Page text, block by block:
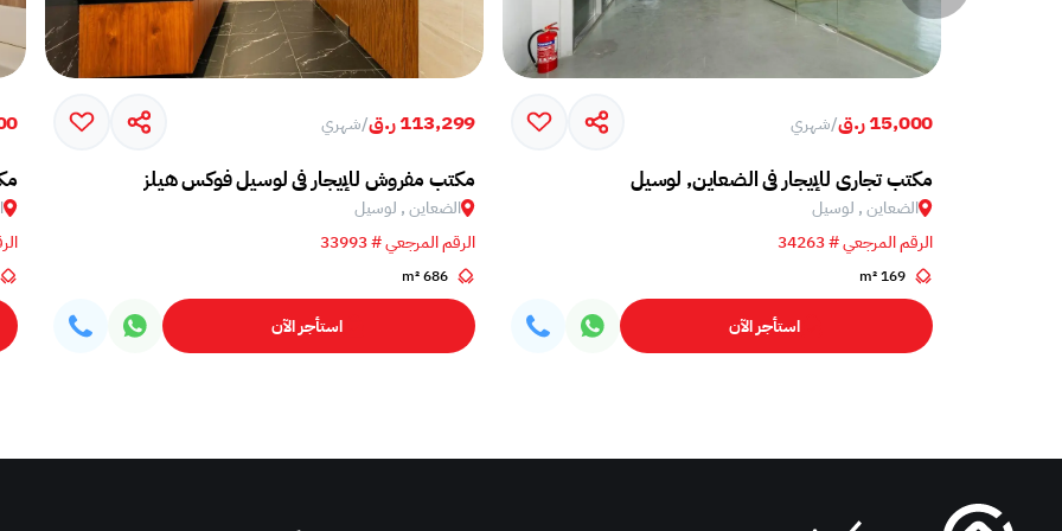
15,000 ر.ق /شهري
مكتب تجاري للإيجار في الضعاين, لوسيل
الضعاين , لوسيل
الرقم المرجعي # 34263
169 m²
استأجر الآن
113,299 ر.ق /شهري
مكتب مفروش للإيجار في لوسيل فوكس هيلز
الضعاين , لوسيل
الرقم المرجعي # 33993
686 m²
استأجر الآن